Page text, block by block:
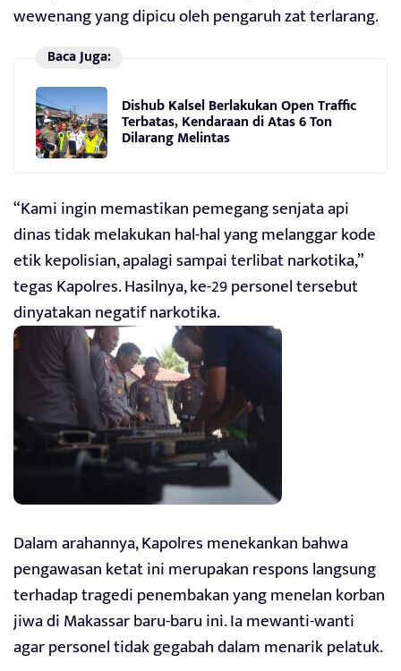
wewenang yang dipicu oleh pengaruh zat terlarang.
Baca Juga:
Dishub Kalsel Berlakukan Open Traffic
Terbatas, Kendaraan di Atas 6 Ton
Dilarang Melintas
“Kami ingin memastikan pemegang senjata api
dinas tidak melakukan hal-hal yang melanggar kode
etik kepolisian, apalagi sampai terlibat narkotika,”
tegas Kapolres. Hasilnya, ke-29 personel tersebut
dinyatakan negatif narkotika.
Dalam arahannya, Kapolres menekankan bahwa
pengawasan ketat ini merupakan respons langsung
terhadap tragedi penembakan yang menelan korban
jiwa di Makassar baru-baru ini. Ia mewanti-wanti
agar personel tidak gegabah dalam menarik pelatuk.